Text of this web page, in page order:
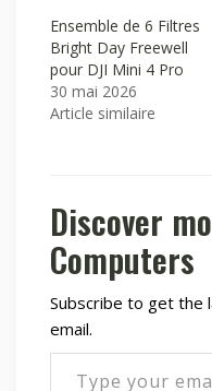
Ensemble de 6 Filtres
Bright Day Freewell
pour DJI Mini 4 Pro
30 mai 2026
Article similaire
Discover
Computers
Subscribe to get
email.
Type your email…